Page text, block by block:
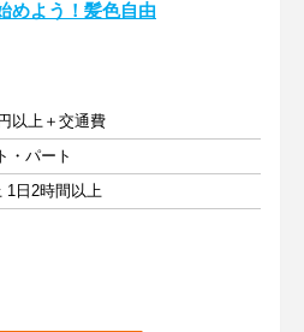
めよう！髪色自由
以上＋交通費
・パート
1日2時間以上